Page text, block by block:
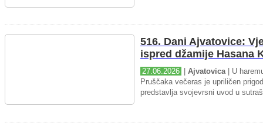
516. Dani Ajvatovice:
ispred džamije Hasana
27.06.2026 Ajvatovica| U
Pruščaka večeras je upriličen
predstavlja svojevrsni uvod u